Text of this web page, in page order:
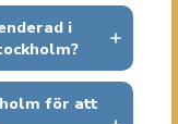
i
för att